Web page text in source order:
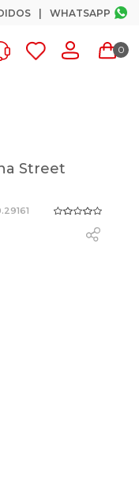
WHATSAPP
0
Street